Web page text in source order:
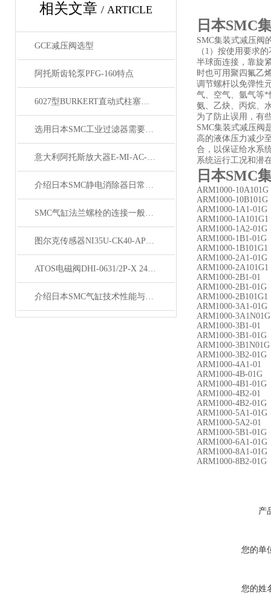
相关文章 / ARTICLE
GCE减压阀选型
阿托斯齿轮泵PFG-160特点
6027型BURKERT直动式柱塞电磁阀
选用日本SMC工业过滤器需要考虑哪些因素呢？
意大利阿托斯放大器E-MI-AC-01F22/2现货库存
介绍日本SMC静电消除器日常维护与使用场合
SMC气缸法兰螺栓的连接一般采用热紧方式
图尔克传感器NI35U-CK40-AP6X2-H1141厂家供应
ATOS电磁阀DHI-0631/2P-X 24DC原理
介绍日本SMC气缸技术性能与使用方法
日本SMC
SMC集装式减压阀
（1）按使用要求
半球面连接，靠旋
时也可用聚四氟乙
调节螺杆以免弹性
气、空气、氩气等*
氨、乙炔、丙烷、
为了防止误用，有
SMC集装式减压阀
高的液体压力减少
合，以保证给水系
系统运行工况和潜
日本SMC
ARM1000-10A101G
ARM1000-10B101G
ARM1000-1A1-01G
ARM1000-1A101G1
ARM1000-1A2-01G
ARM1000-1B1-01G
ARM1000-1B101G1
ARM1000-2A1-01G
ARM1000-2A101G1
ARM1000-2B1-01
ARM1000-2B1-01G
ARM1000-2B101G1
ARM1000-3A1-01G
ARM1000-3A1N01G
ARM1000-3B1-01
ARM1000-3B1-01G
ARM1000-3B1N01G
ARM1000-3B2-01G
ARM1000-4A1-01
ARM1000-4B-01G
ARM1000-4B1-01G
ARM1000-4B2-01
ARM1000-4B2-01G
ARM1000-5A1-01G
ARM1000-5A2-01
ARM1000-5B1-01G
ARM1000-6A1-01G
ARM1000-8A1-01G
ARM1000-8B2-01G
产
您的单
您的姓